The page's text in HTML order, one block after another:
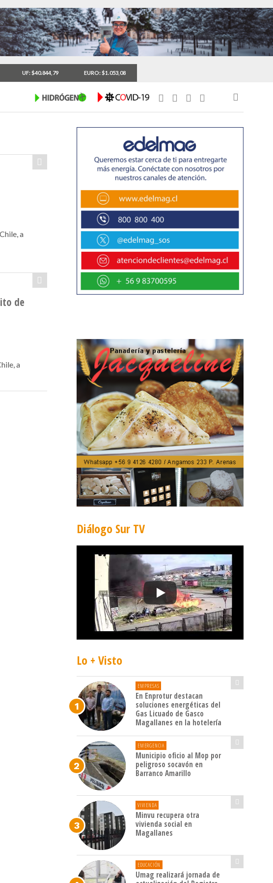
UF: $40.844,79 EURO: $1.053,08
a
de
a
Diálogo Sur TV
Lo + Visto
EMPRESAS
En Enprotur destacan
soluciones energéticas del
Gas Licuado de Gasco
Magallanes en la hotelería
EMERGENCIA
Municipio oficio al Mop por
peligroso socavón en
Barranco Amarillo
VIVIENDA
Minvu recupera otra
vivienda social en
Magallanes
EDUCACIÓN
Umag realizará jornada de